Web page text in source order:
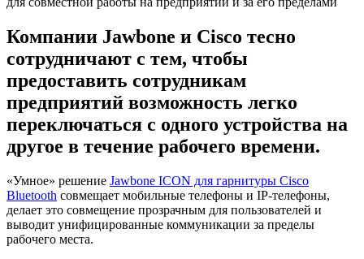
Компании Jawbone и Cisco тесно
сотрудничают с тем, чтобы
предоставить сотрудникам
предприятий возможность легко
переключаться с одного устройства на
другое в течение рабочего времени.
«Умное» решение Jawbone ICON для гарнитуры Cisco
Bluetooth совмещает мобильные телефоны и IP-телефоны,
делает это совмещение прозрачным для пользователей и
выводит унифицированные коммуникации за пределы
рабочего места.